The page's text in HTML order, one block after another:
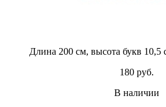
Длина 200 см, высота букв 10,5
180 руб.
В наличии